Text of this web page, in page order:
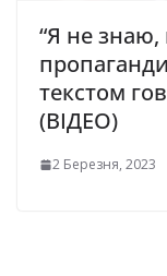
“Я не
текстом
(ВІДЕО)
2 Березня, 2023